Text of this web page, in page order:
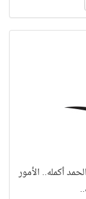
أكمله.. الأمور